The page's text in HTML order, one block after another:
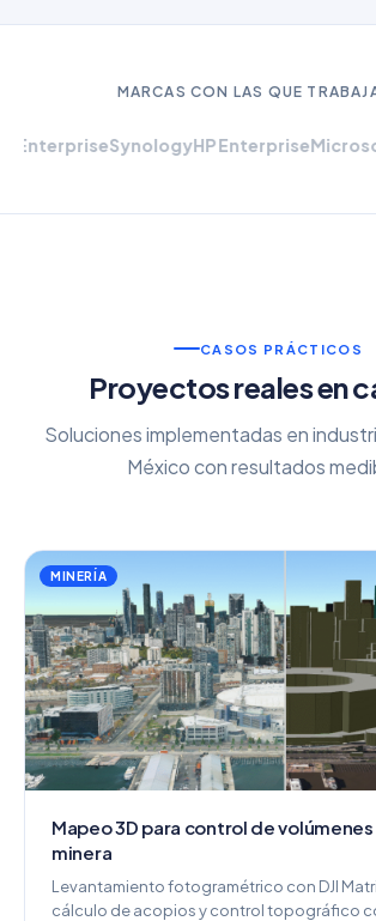
MARCAS CON LAS QUE
SynologyHP EnterpriseMicrosoft
CASOS PRÁCTICOS
Proyectos reales en
Soluciones implementadas en
México con resultados
MINERÍA
Mapeo 3D para control de
minera
Levantamiento fotogramétrico con DJI
cálculo de acopios y control topográfico